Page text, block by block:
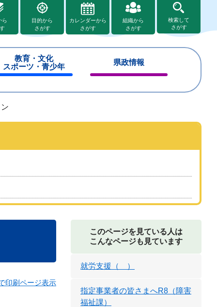
ら
目的から
さがす
カレンダーから
さがす
組織から
さがす
検索して
さがす
教育・文化
スポーツ・青少年
県政情報
じ
印刷ページ表示
このページを見ている人は
こんなページも見ています
就労支援（ ）
指定事業者の皆さまへR8（障害
福祉課）